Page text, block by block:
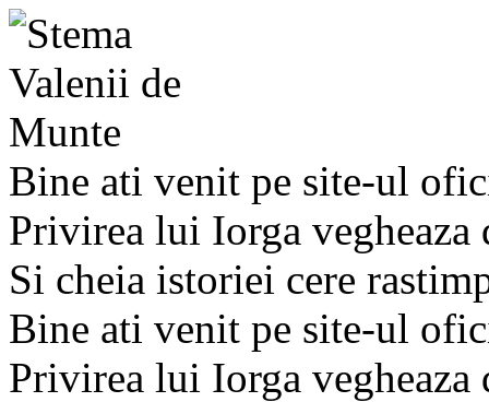
Bine ati venit pe site-ul
Privirea lui Iorga
Si cheia istoriei cere
Bine ati venit pe site-ul
Privirea lui Iorga